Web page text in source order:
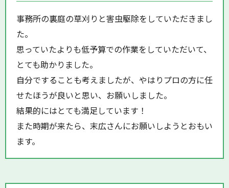
事務所の裏庭の草刈りと害虫駆除をしていただきまし
た。
思っていたよりも低予算での作業をしていただいて、
とても助かりました。
自分ですることも考えましたが、やはりプロの方に任
せたほうが良いと思い、お願いしました。
結果的にはとても満足しています！
また時期が来たら、末広さんにお願いしようとおもい
ます。